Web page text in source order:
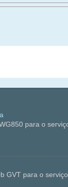
para o
GVT para o